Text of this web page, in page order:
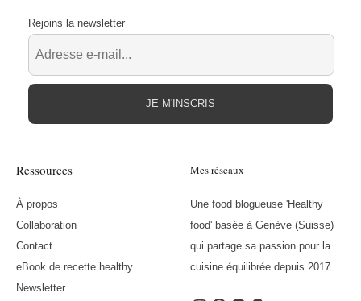
Ressources
À propos
Collaboration
Contact
eBook de recette healthy
Newsletter
Mes réseaux
Une food blogueuse 'Healthy
food' basée à Genève (Suisse)
qui partage sa passion pour la
cuisine équilibrée depuis 2017.
Rejoins la newsletter
JE M'INSCRIS